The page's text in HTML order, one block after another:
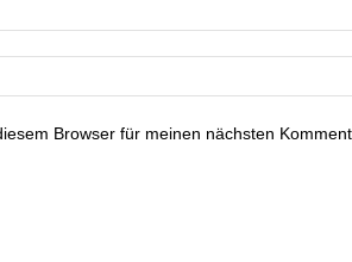
Browser für meinen nächsten